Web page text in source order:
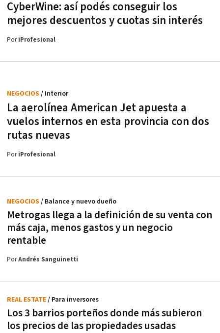
CyberWine: así podés conseguir los
mejores descuentos y cuotas sin interés
PoriProfesional
La aerolínea American Jet apuesta a
vuelos internos en esta provincia con dos
rutas nuevas
NEGOCIOS / Interior
PoriProfesional
Metrogas llega a la definición de su venta con
más caja, menos gastos y un negocio
rentable
NEGOCIOS / Balance y nuevo dueño
PorAndrés Sanguinetti
Los 3 barrios porteños donde más subieron
los precios de las propiedades usadas
REAL ESTATE/ Para inversores